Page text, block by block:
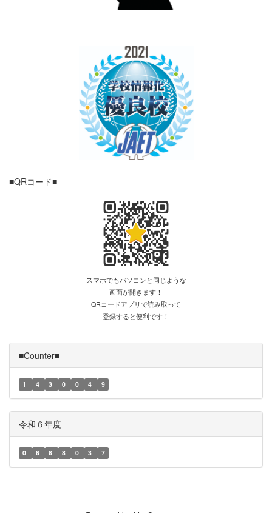
■QRコード■
スマホでもパソコンと同じような
画面が開きます！
QRコードアプリで読み取って
登録すると便利です！
■Counter■
1 4 3 0 0 4 9
令和６年度
0 6 8 8 0 3 7